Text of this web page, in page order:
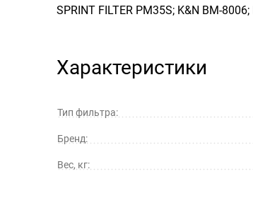
SPRINT FILTER PM35S; K&N BM-
Характеристики
Тип фильтра:
Бренд:
Вес, кг: